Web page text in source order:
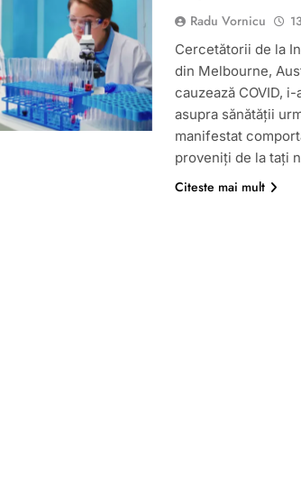
Radu Vornicu
Cercetătorii de la
din Melbourne,
cauzează COVID,
asupra sănătății
manifestat
proveniți de la tați
Citeste mai mult